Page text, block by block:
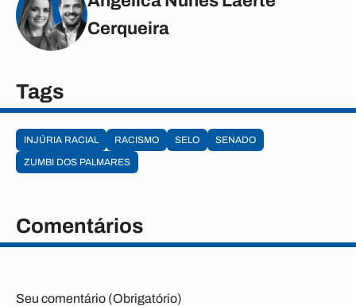
Cerqueira
Tags
INJÚRIA RACIAL RACISMO SELO
SENADO
ZUMBI DOS PALMARES
Comentários
Seu comentário (Obrigatório)